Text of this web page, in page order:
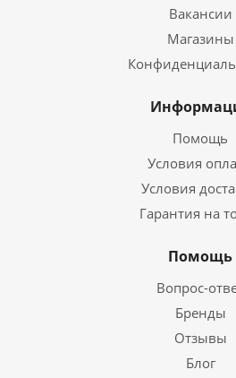
Вакансии
Магазины
Помощь
Условия
Условия
Гарантия на
Помощь
Вопрос-
Бренды
Отзывы
Блог